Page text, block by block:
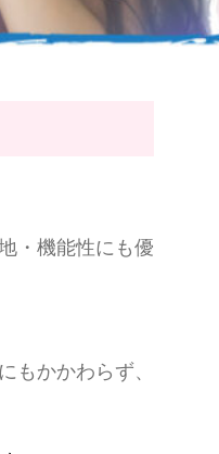
・機能性にも優
もかかわらず、